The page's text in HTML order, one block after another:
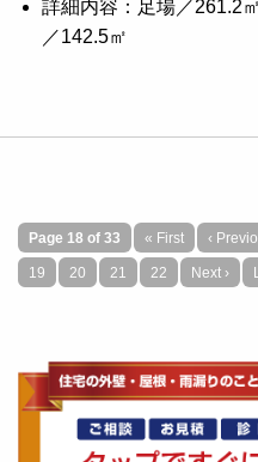
詳細内容：足場／
／142.5㎡
Page 18 of 33 « First ‹
19 20 21 22 Next ›